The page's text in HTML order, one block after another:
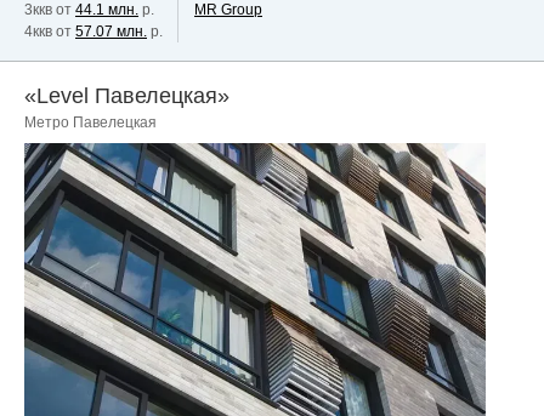
3ккв от 44.1 млн. р.
4ккв от 57.07 млн. р.
MR Group
«Level Павелецкая»
Метро Павелецкая